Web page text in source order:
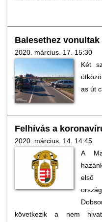
Balesethez
2020. március. 17. 15:30
Két
as út
Felhívás a
2020. március. 14. 14:45
A
első
következik a nem